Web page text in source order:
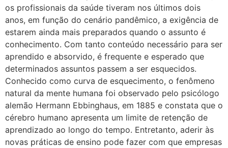
os profissionais da saúde tiveram nos últimos dois
anos, em função do cenário pandêmico, a exigência de
estarem ainda mais preparados quando o assunto é
conhecimento. Com tanto conteúdo necessário para ser
aprendido e absorvido, é frequente e esperado que
determinados assuntos passem a ser esquecidos.
Conhecido como curva de esquecimento, o fenômeno
natural da mente humana foi observado pelo psicólogo
alemão Hermann Ebbinghaus, em 1885 e constata que o
cérebro humano apresenta um limite de retenção de
aprendizado ao longo do tempo. Entretanto, aderir às
novas práticas de ensino pode fazer com que empresas